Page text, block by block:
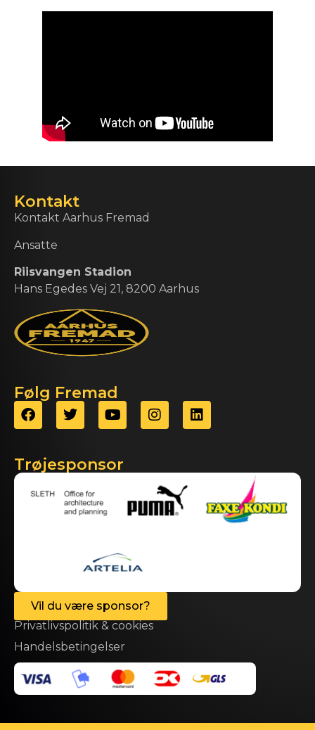
Kontakt
Kontakt Aarhus Fremad
Ansatte
Riisvangen Stadion
Hans Egedes Vej 21, 8200 Aarhus
Følg Fremad
Trøjesponsor
Vil du være sponsor?
Privatlivspolitik & cookies
Handelsbetingelser